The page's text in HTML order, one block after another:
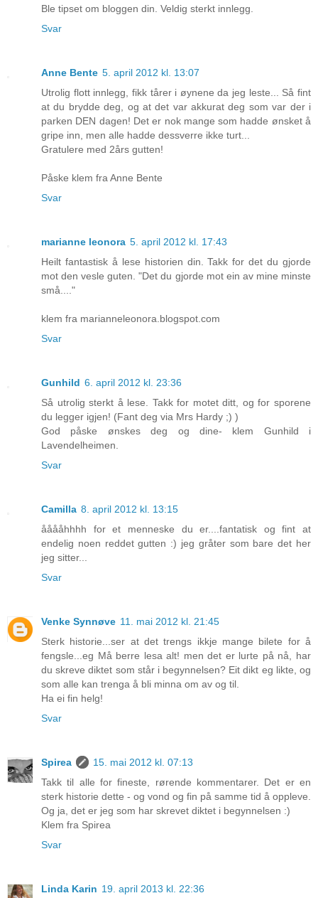
Ble tipset om bloggen din. Veldig sterkt innlegg.
Svar
Anne Bente 5. april 2012 kl. 13:07
Utrolig flott innlegg, fikk tårer i øynene da jeg leste... Så fint
at du brydde deg, og at det var akkurat deg som var der i
parken DEN dagen! Det er nok mange som hadde ønsket å
gripe inn, men alle hadde dessverre ikke turt...
Gratulere med 2års gutten!
Påske klem fra Anne Bente
Svar
marianne leonora 5. april 2012 kl. 17:43
Heilt fantastisk å lese historien din. Takk for det du gjorde
mot den vesle guten. "Det du gjorde mot ein av mine minste
små...."
klem fra marianneleonora.blogspot.com
Svar
Gunhild 6. april 2012 kl. 23:36
Så utrolig sterkt å lese. Takk for motet ditt, og for sporene
du legger igjen! (Fant deg via Mrs Hardy ;) )
God påske ønskes deg og dine- klem Gunhild i
Lavendelheimen.
Svar
Camilla 8. april 2012 kl. 13:15
ååååhhhh for et menneske du er....fantatisk og fint at
endelig noen reddet gutten :) jeg gråter som bare det her
jeg sitter...
Svar
Venke Synnøve 11. mai 2012 kl. 21:45
Sterk historie...ser at det trengs ikkje mange bilete for å
fengsle...eg Må berre lesa alt! men det er lurte på nå, har
du skreve diktet som står i begynnelsen? Eit dikt eg likte, og
som alle kan trenga å bli minna om av og til.
Ha ei fin helg!
Svar
Spirea
15. mai 2012 kl. 07:13
Takk til alle for fineste, rørende kommentarer. Det er en
sterk historie dette - og vond og fin på samme tid å oppleve.
Og ja, det er jeg som har skrevet diktet i begynnelsen :)
Klem fra Spirea
Svar
Linda Karin 19. april 2013 kl. 22:36